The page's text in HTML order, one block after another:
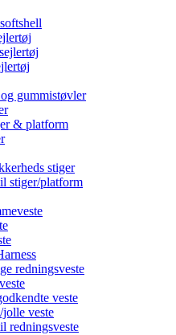
gummistøvler
& platform
stiger
stiger/platform
redningsveste
veste
jolle veste
redningsveste